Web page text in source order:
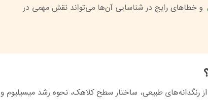
و خطاهای رایج در شناسایی آن‌ها می‌تواند نقش مهمی در
رنگدانه‌های طبیعی، ساختار سطح کلاهک، نحوه رشد میسیلیوم و